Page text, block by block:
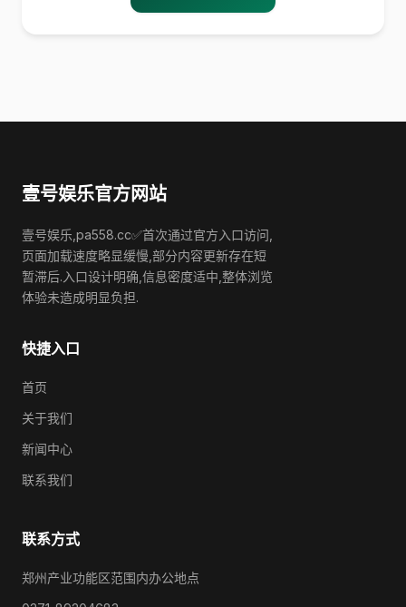
壹号娱乐官方网站
壹号娱乐,pa558.cc✅首次通过官方入口访问,
页面加载速度略显缓慢,部分内容更新存在短
暂滞后.入口设计明确,信息密度适中,整体浏览
体验未造成明显负担.
快捷入口
首页
关于我们
新闻中心
联系我们
联系方式
郑州产业功能区范围内办公地点